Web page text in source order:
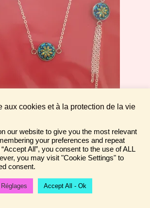
rêve ! N'oublie pas de laisser un
tes achats pour aider la communauté ♡
être
choisies
page
du
produit
Parure sur mesure
15,00€
aux cookies et à la protection de la vie
our website to give you the most relevant
your preferences and repeat
All”, you consent to the use of ALL
you may visit "Cookie Settings" to
consent.
Accept All - Ok